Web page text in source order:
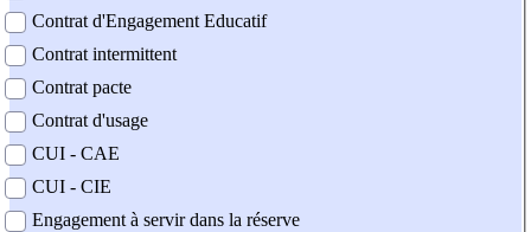
Contrat d'Engagement Educatif
Contrat intermittent
Contrat pacte
Contrat d'usage
CUI - CAE
CUI - CIE
Engagement à servir dans la réserve